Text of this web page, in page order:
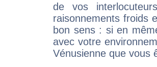
de vos
raisonnements froids
bon sens : si en
avec votre
Vénusienne que vous